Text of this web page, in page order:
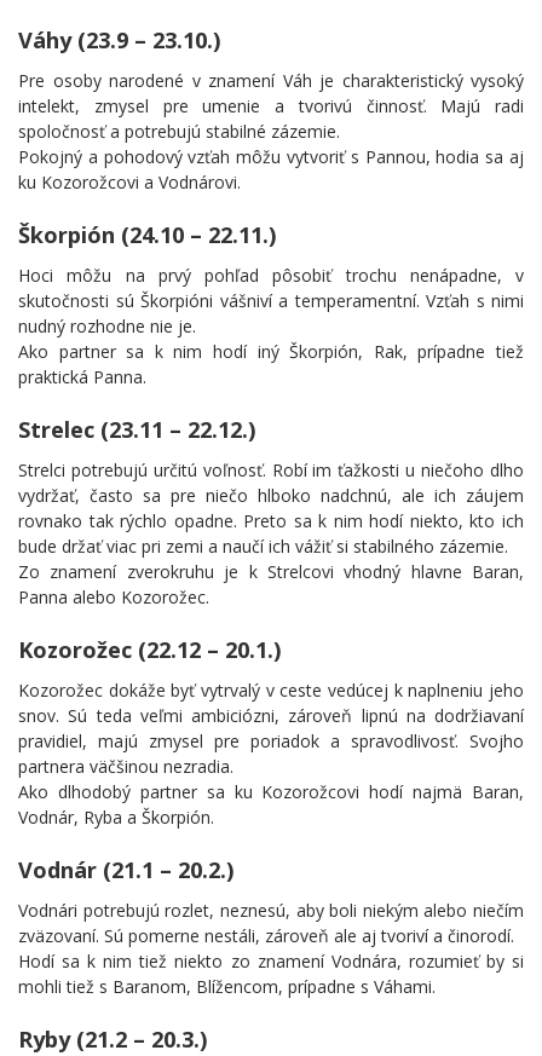
Váhy (23.9 – 23.10.)
Pre osoby narodené v znamení Váh je charakteristický vysoký
intelekt, zmysel pre umenie a tvorivú činnosť. Majú radi
spoločnosť a potrebujú stabilné zázemie.
Pokojný a pohodový vzťah môžu vytvoriť s Pannou, hodia sa aj
ku Kozorožcovi a Vodnárovi.
Škorpión (24.10 – 22.11.)
Hoci môžu na prvý pohľad pôsobiť trochu nenápadne, v
skutočnosti sú Škorpióni vášniví a temperamentní. Vzťah s nimi
nudný rozhodne nie je.
Ako partner sa k nim hodí iný Škorpión, Rak, prípadne tiež
praktická Panna.
Strelec (23.11 – 22.12.)
Strelci potrebujú určitú voľnosť. Robí im ťažkosti u niečoho dlho
vydržať, často sa pre niečo hlboko nadchnú, ale ich záujem
rovnako tak rýchlo opadne. Preto sa k nim hodí niekto, kto ich
bude držať viac pri zemi a naučí ich vážiť si stabilného zázemie.
Zo znamení zverokruhu je k Strelcovi vhodný hlavne Baran,
Panna alebo Kozorožec.
Kozorožec (22.12 – 20.1.)
Kozorožec dokáže byť vytrvalý v ceste vedúcej k naplneniu jeho
snov. Sú teda veľmi ambiciózni, zároveň lipnú na dodržiavaní
pravidiel, majú zmysel pre poriadok a spravodlivosť. Svojho
partnera väčšinou nezradia.
Ako dlhodobý partner sa ku Kozorožcovi hodí najmä Baran,
Vodnár, Ryba a Škorpión.
Vodnár (21.1 – 20.2.)
Vodnári potrebujú rozlet, neznesú, aby boli niekým alebo niečím
zväzovaní. Sú pomerne nestáli, zároveň ale aj tvoriví a činorodí.
Hodí sa k nim tiež niekto zo znamení Vodnára, rozumieť by si
mohli tiež s Baranom, Blížencom, prípadne s Váhami.
Ryby (21.2 – 20.3.)